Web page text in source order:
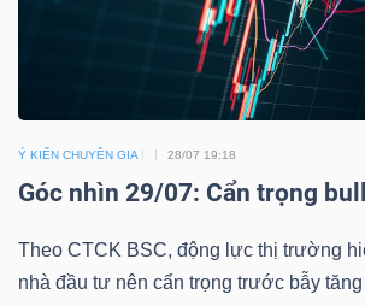
Ý KIẾN CHUYÊN GIA 28/07 19:18
Góc nhìn 29/07: Cẩn trọng
Theo CTCK BSC, động lực thị trường
nhà đầu tư nên cẩn trọng trước bẫy
chứng
khoán
(-)
Tất cả Cổ phiếu Chỉ số